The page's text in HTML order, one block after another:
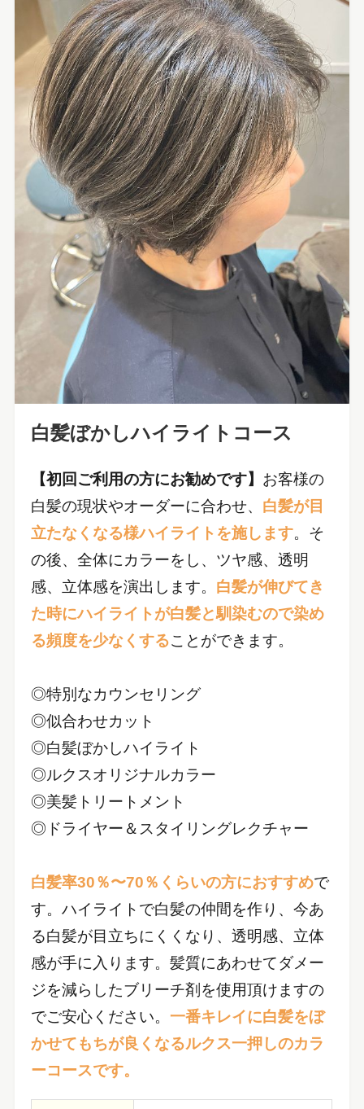
白髪ぼかしハイライトコース
【初回ご利用の方にお勧めです】 お客様の
白髪の現状やオーダーに合わせ、 白髪が目
立たなくなる様ハイライトを施します。そ
の後、全体にカラーをし、ツヤ感、透明
感、立体感を演出します。 白髪が伸びてき
た時にハイライトが白髪と馴染むので染め
る頻度を少なくすることができます。
◎特別なカウンセリング
◎似合わせカット
◎白髪ぼかしハイライト
◎ルクスオリジナルカラー
◎美髪トリートメント
◎ドライヤー＆スタイリングレクチャー
白髪率30％〜70％くらいの方におすすめで
す。ハイライトで白髪の仲間を作り、今あ
る白髪が目立ちにくくなり、透明感、立体
感が手に入ります。髪質にあわせてダメー
ジを減らしたブリーチ剤を使用頂けますの
でご安心ください。 一番キレイに白髪をぼ
かせてもちが良くなるルクス一押しのカラ
ーコースです。